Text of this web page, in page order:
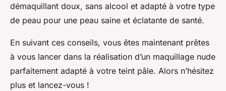
démaquillant doux, sans alcool et adapté à votre type
de peau pour une peau saine et éclatante de santé.
En suivant ces conseils, vous êtes maintenant prêtes
à vous lancer dans la réalisation d’un maquillage nude
parfaitement adapté à votre teint pâle. Alors n’hésitez
plus et lancez-vous !